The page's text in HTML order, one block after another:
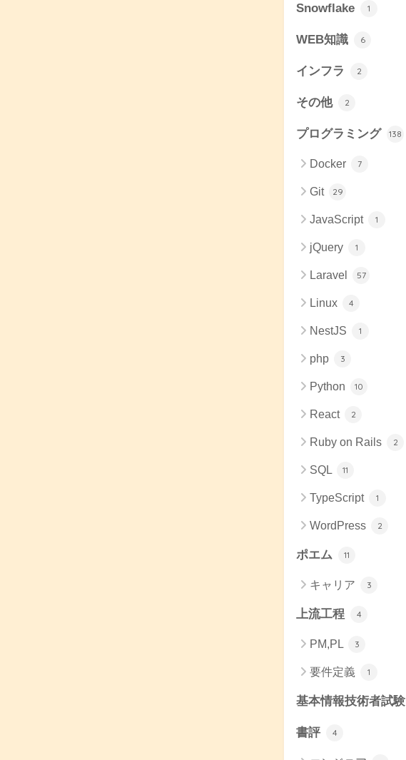
Snowflake 1
WEB知識 6
インフラ 2
その他 2
プログラミング 138
Docker 7
Git 29
JavaScript 1
jQuery 1
Laravel 57
Linux 4
NestJS 1
php 3
Python 10
React 2
Ruby on Rails 2
SQL 11
TypeScript 1
WordPress 2
ポエム 11
キャリア 3
上流工程 4
PM,PL 3
要件定義 1
基本情報技術者試験
書評 4